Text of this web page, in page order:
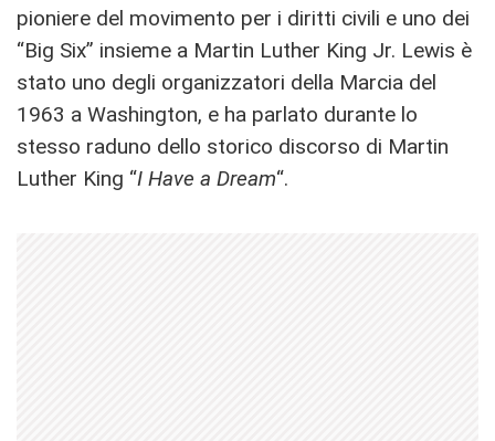
pioniere del movimento per i diritti civili e uno dei
“Big Six” insieme a Martin Luther King Jr. Lewis è
stato uno degli organizzatori della Marcia del
1963 a Washington, e ha parlato durante lo
stesso raduno dello storico discorso di Martin
Luther King “I Have a Dream“.